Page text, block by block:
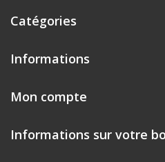
Catégories
Informations
Mon compte
Informations sur votre